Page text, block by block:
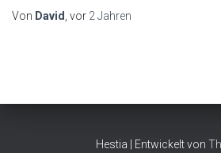
Von David , vor 2 Jahren
Hestia | Entwickelt von